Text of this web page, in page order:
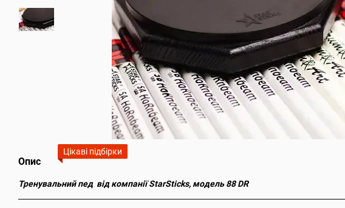
Цікаві підбірки
Опис
Тренувальний пед від компанії StarSticks, модель 88 DR